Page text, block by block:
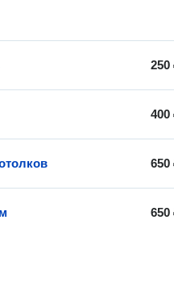
250
400
650
650